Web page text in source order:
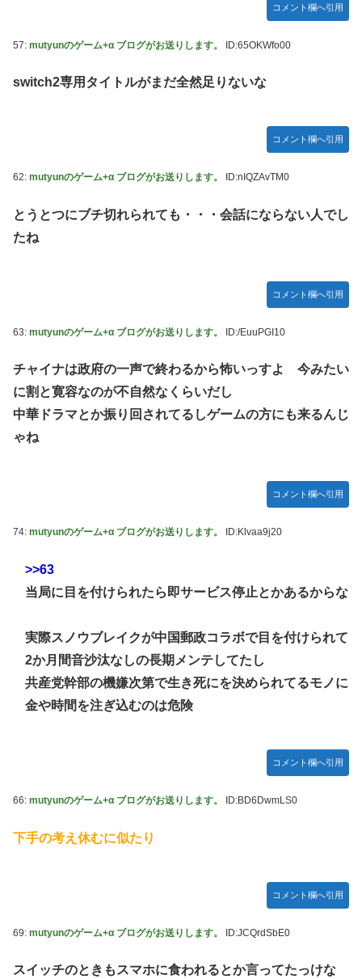
コメント欄へ引用
57: mutyunのゲーム+α ブログがお送りします。 ID:65OKWfo00
switch2専用タイトルがまだ全然足りないな
コメント欄へ引用
62: mutyunのゲーム+α ブログがお送りします。 ID:nIQZAvTM0
とうとつにブチ切れられても・・・会話にならない人でし
たね
コメント欄へ引用
63: mutyunのゲーム+α ブログがお送りします。 ID:/EuuPGI10
チャイナは政府の一声で終わるから怖いっすよ 今みたい
に割と寛容なのが不自然なくらいだし
中華ドラマとか振り回されてるしゲームの方にも来るんじ
ゃね
コメント欄へ引用
74: mutyunのゲーム+α ブログがお送りします。 ID:Klvaa9j20
>>63
当局に目を付けられたら即サービス停止とかあるからな
実際スノウブレイクが中国郵政コラボで目を付けられて
2か月間音沙汰なしの長期メンテしてたし
共産党幹部の機嫌次第で生き死にを決められてるモノに
金や時間を注ぎ込むのは危険
コメント欄へ引用
66: mutyunのゲーム+α ブログがお送りします。 ID:BD6DwmLS0
下手の考え休むに似たり
コメント欄へ引用
69: mutyunのゲーム+α ブログがお送りします。 ID:JCQrdSbE0
スイッチのときもスマホに食われるとか言ってたっけな